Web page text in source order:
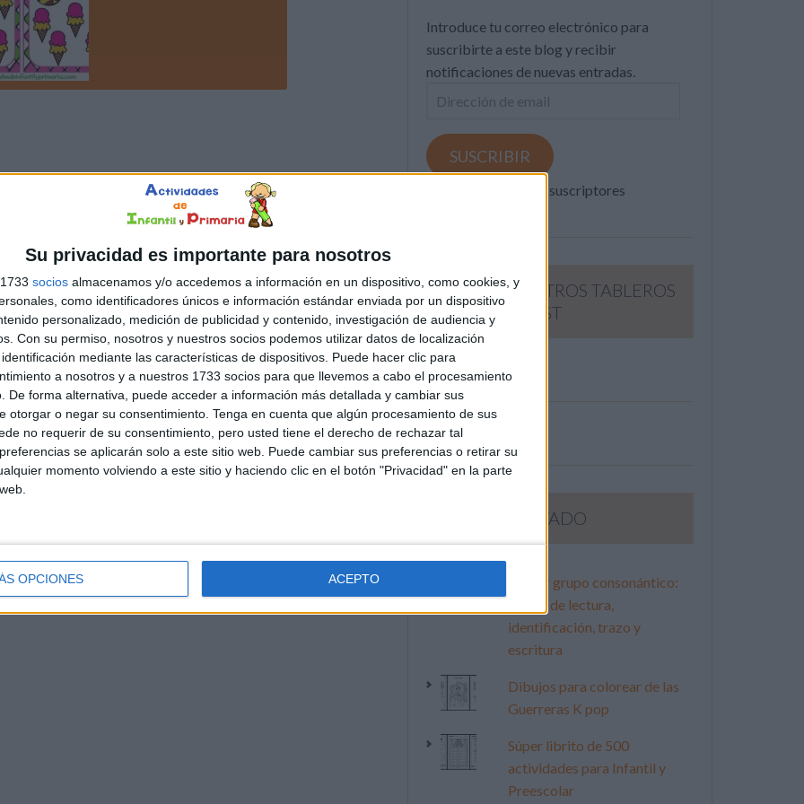
Su privacidad es importante para nosotros
socios almacenamos y/o accedemos a información en un dispositivo, como cookies, y
como identificadores únicos e información estándar enviada por un dispositivo
personalizado, medición de publicidad y contenido, investigación de audiencia y
Con su permiso, nosotros y nuestros socios podemos utilizar datos de localización
mediante las características de dispositivos. Puede hacer clic para
a nosotros y a nuestros 1733 socios para que llevemos a cabo el procesamiento
De forma alternativa, puede acceder a información más detallada y cambiar sus
otorgar o negar su consentimiento. Tenga en cuenta que algún procesamiento de sus
no requerir de su consentimiento, pero usted tiene el derecho de rechazar tal
se aplicarán solo a este sitio web. Puede cambiar sus preferencias o retirar su
momento volviendo a este sitio y haciendo clic en el botón "Privacidad" en la parte
OPCIONES ACEPTO
Introduce tu correo electrónico para
suscribirte a este blog y recibir
notificaciones de nuevas entradas.
Dirección
email
SUSCRIBIR
Únete a otros 371K suscriptores
SIGUE NUESTROS TABLEROS
EN PINTEREST
LO MÁS VISITADO
Primer grupo consonántico:
Fichas de lectura,
identificación, trazo y
escritura
Dibujos para colorear de las
Guerreras K pop
Súper librito de 500
actividades para Infantil y
Preescolar